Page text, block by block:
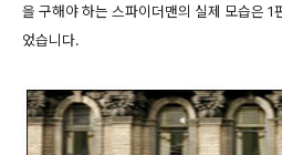
을 구해야 하는 스파이더맨의 실제 모습은 1
었습니다.